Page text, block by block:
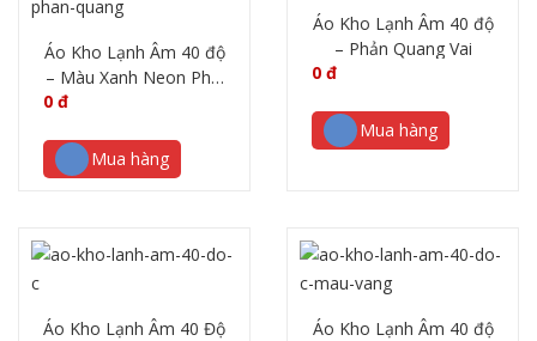
Áo Kho Lạnh Âm 40 độ
– Màu Xanh Neon Phối
0 đ
Mua hàng
Áo Kho Lạnh Âm 40 độ
– Phản Quang Vai
0 đ
Mua hàng
Áo Kho Lạnh Âm 40 Độ
Áo Kho Lạnh Âm 40 độ